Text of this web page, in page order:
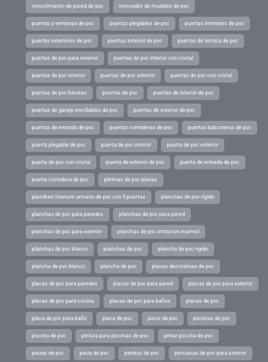
revestimiento de pared de pvc renovador de muebles de pvc
puertas y ventanas de pvc puertas plegables de pvc puertas interiores de pvc
puertas exteriores de pvc puertas exterior de pvc puertas de terraza de pvc
puertas de pvc para exterior puertas de pvc interior con cristal
puertas de pvc interior puertas de pvc exterior puertas de pvc con cristal
puertas de pvc baratas puertas de pvc puertas de interior de pvc
puertas de garaje enrollables de pvc puertas de exterior de pvc
puertas de entrada de pvc puertas correderas de pvc puertas balconeras de pvc
puerta plegable de pvc puerta de pvc interior puerta de pvc exterior
puerta de pvc con cristal puerta de exterior de pvc puerta de entrada de pvc
puerta corredera de pvc pletinas de pvc planas
plastiken titanium armario de pvc con 3 puertas planchas de pvc rígido
planchas de pvc para paredes planchas de pvc para pared
planchas de pvc para exterior planchas de pvc imitacion marmol
planchas de pvc blanco planchas de pvc plancha de pvc rigido
plancha de pvc blanco plancha de pvc placas decorativas de pvc
placas de pvc para paredes placas de pvc para pared placas de pvc para exterior
placas de pvc para cocina placas de pvc para baños placas de pvc
placa de pvc para baño placa de pvc pisos de pvc piscinas de pvc
piscina de pvc pintura para piscinas de pvc pintar piscina de pvc
piezas de pvc pieza de pvc piedras de pvc persianas de pvc para exterior